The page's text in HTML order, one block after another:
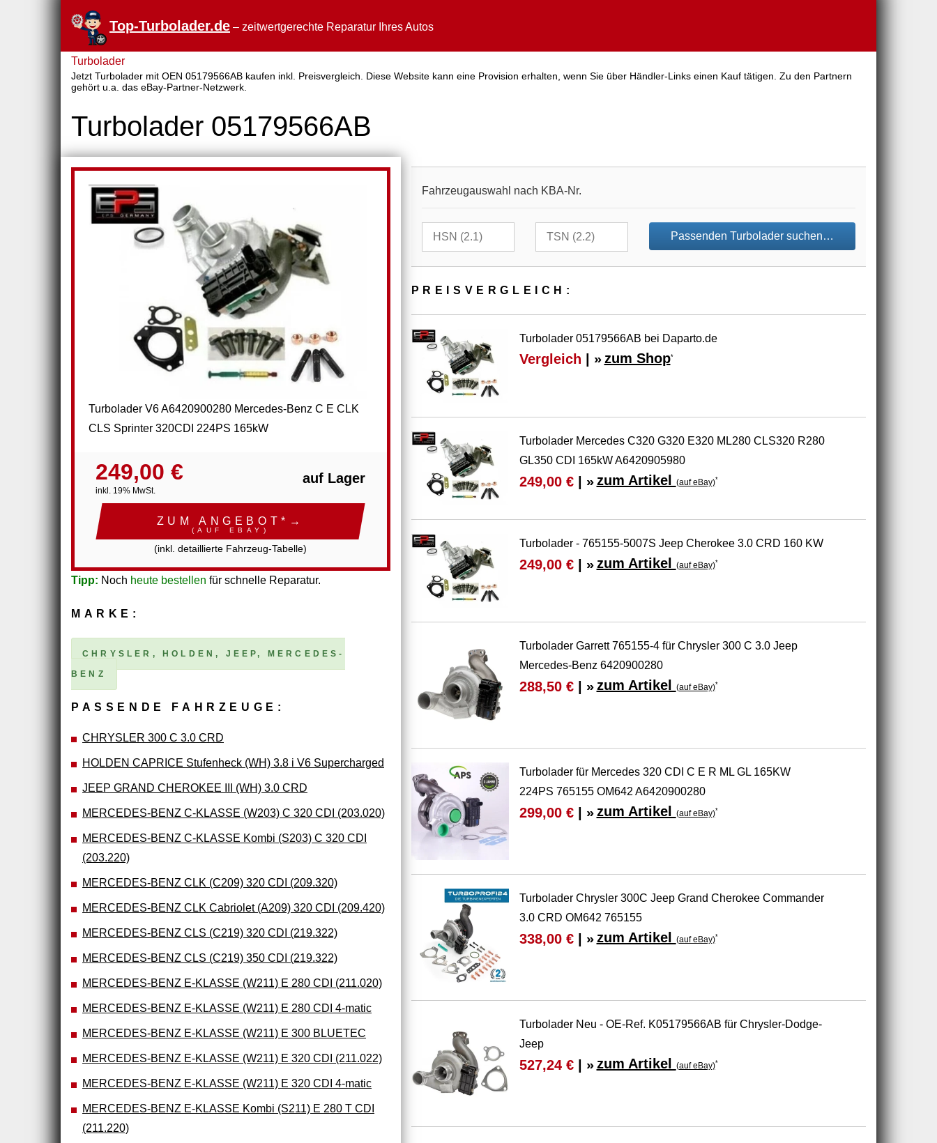
Top-Turbolader.de – zeitwertgerechte Reparatur Ihres Autos
Turbolader
Jetzt Turbolader mit OEN 05179566AB kaufen inkl. Preisvergleich. Diese Website kann eine Provision erhalten, wenn Sie über Händler-Links einen Kauf tätigen. Zu den Partnern
gehört u.a. das eBay-Partner-Netzwerk.
Turbolader 05179566AB
Turbolader V6 A6420900280 Mercedes-Benz C E CLK
CLS Sprinter 320CDI 224PS 165kW
249,00 €
inkl. 19% MwSt.
auf Lager
ZUM ANGEBOT*→
(AUF EBAY)
(inkl. detaillierte Fahrzeug-Tabelle)
Tipp: Noch heute bestellen für schnelle Reparatur.
MARKE:
CHRYSLER, HOLDEN, JEEP, MERCEDES-
BENZ
PASSENDE FAHRZEUGE:
CHRYSLER 300 C 3.0 CRD
HOLDEN CAPRICE Stufenheck (WH) 3.8 i V6 Supercharged
JEEP GRAND CHEROKEE III (WH) 3.0 CRD
MERCEDES-BENZ C-KLASSE (W203) C 320 CDI (203.020)
MERCEDES-BENZ C-KLASSE Kombi (S203) C 320 CDI
(203.220)
MERCEDES-BENZ CLK (C209) 320 CDI (209.320)
MERCEDES-BENZ CLK Cabriolet (A209) 320 CDI (209.420)
MERCEDES-BENZ CLS (C219) 320 CDI (219.322)
MERCEDES-BENZ CLS (C219) 350 CDI (219.322)
MERCEDES-BENZ E-KLASSE (W211) E 280 CDI (211.020)
MERCEDES-BENZ E-KLASSE (W211) E 280 CDI 4-matic
MERCEDES-BENZ E-KLASSE (W211) E 300 BLUETEC
MERCEDES-BENZ E-KLASSE (W211) E 320 CDI (211.022)
MERCEDES-BENZ E-KLASSE (W211) E 320 CDI 4-matic
MERCEDES-BENZ E-KLASSE Kombi (S211) E 280 T CDI
(211.220)
Fahrzeugauswahl nach KBA-Nr.
Passenden Turbolader suchen…
PREIS­VER­GLEICH:
Turbolader 05179566AB bei Daparto.de
Vergleich | » zum Shop*
Turbolader Mercedes C320 G320 E320 ML280 CLS320 R280
GL350 CDI 165kW A6420905980
249,00 €| » zum Artikel (auf eBay)*
Turbolader - 765155-5007S Jeep Cherokee 3.0 CRD 160 KW
249,00 €| » zum Artikel (auf eBay)*
Turbolader Garrett 765155-4 für Chrysler 300 C 3.0 Jeep
Mercedes-Benz 6420900280
288,50 €| » zum Artikel (auf eBay)*
Turbolader für Mercedes 320 CDI C E R ML GL 165KW
224PS 765155 OM642 A6420900280
299,00 €| » zum Artikel (auf eBay)*
Turbolader Chrysler 300C Jeep Grand Cherokee Commander
3.0 CRD OM642 765155
338,00 €| » zum Artikel (auf eBay)*
Turbolader Neu - OE-Ref. K05179566AB für Chrysler-Dodge-
Jeep
527,24 €| » zum Artikel (auf eBay)*